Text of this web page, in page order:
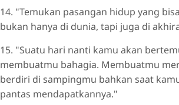
14. "Temukan pasangan hidup yang
bukan hanya di dunia, tapi juga di
15. "Suatu hari nanti kamu akan
membuatmu bahagia. Membuatmu
berdiri di sampingmu bahkan saat
pantas mendapatkannya."